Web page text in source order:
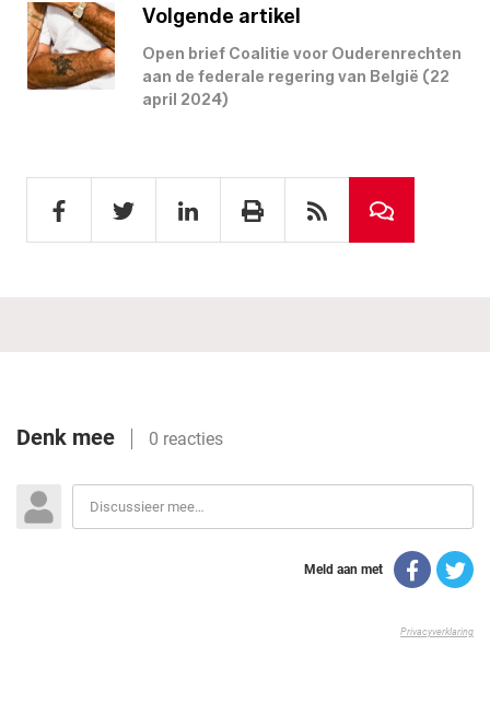
Volgende artikel
Open brief Coalitie voor Ouderenrechten
aan de federale regering van België (22
april 2024)